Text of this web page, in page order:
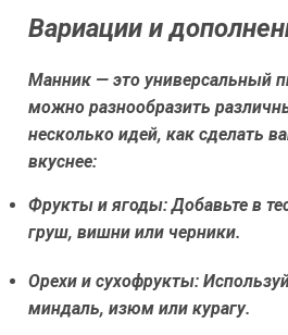
Вариации и
Манник — это универсальный
можно разнообразить
несколько идей, как сделать
вкуснее:
Фрукты и ягоды:Добавьте в
груш, вишни или черники.
Орехи и сухофрукты:
миндаль, изюм или курагу.